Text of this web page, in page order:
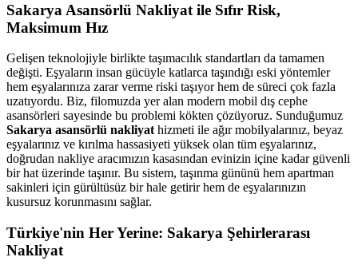
Sakarya Asansörlü Nakliyat ile Sıfır Risk,
Maksimum Hız
Gelişen teknolojiyle birlikte taşımacılık standartları da tamamen
değişti. Eşyaların insan gücüyle katlarca taşındığı eski yöntemler
hem eşyalarınıza zarar verme riski taşıyor hem de süreci çok fazla
uzatıyordu. Biz, filomuzda yer alan modern mobil dış cephe
asansörleri sayesinde bu problemi kökten çözüyoruz. Sunduğumuz
Sakarya asansörlü nakliyat hizmeti ile ağır mobilyalarınız, beyaz
eşyalarınız ve kırılma hassasiyeti yüksek olan tüm eşyalarınız,
doğrudan nakliye aracımızın kasasından evinizin içine kadar güvenli
bir hat üzerinde taşınır. Bu sistem, taşınma gününü hem apartman
sakinleri için gürültüsüz bir hale getirir hem de eşyalarınızın
kusursuz korunmasını sağlar.
Türkiye'nin Her Yerine: Sakarya Şehirlerarası
Nakliyat